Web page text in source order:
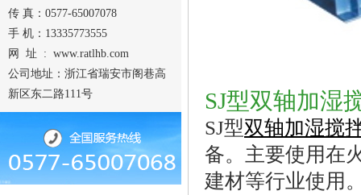
传 真：0577-65007078
手 机：13335773555
网 址 : www.ratlhb.com
公司地址：浙江省瑞安市阁巷高
新区东二路111号
SJ型双轴加湿
SJ型双轴加湿搅
备。主要使用在
建材等行业使用